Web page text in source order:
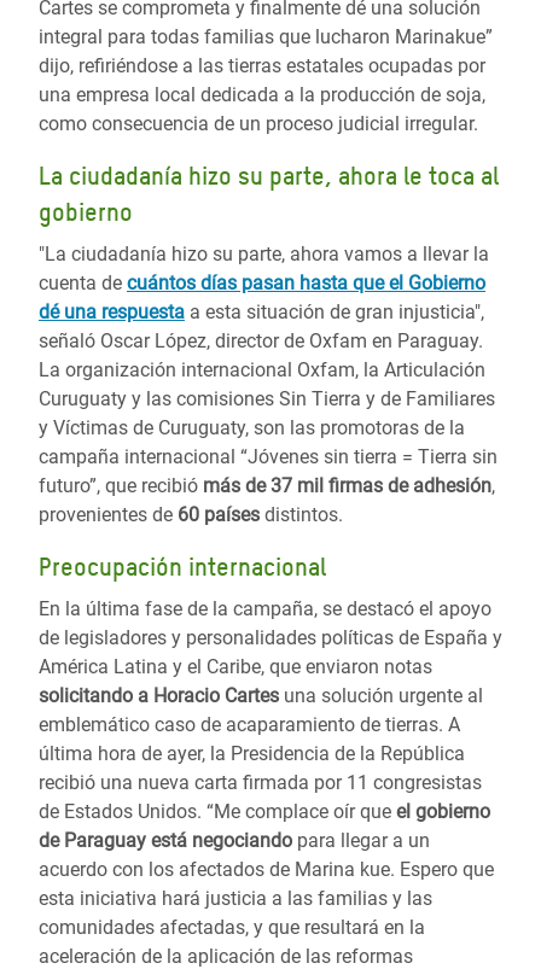
Cartes se comprometa y finalmente dé una solución
integral para todas familias que lucharon Marinakue”
dijo, refiriéndose a las tierras estatales ocupadas por
una empresa local dedicada a la producción de soja,
como consecuencia de un proceso judicial irregular.
La ciudadanía hizo su parte, ahora le toca al
gobierno
"La ciudadanía hizo su parte, ahora vamos a llevar la
cuenta de cuántos días pasan hasta que el Gobierno
dé una respuesta a esta situación de gran injusticia",
señaló Oscar López, director de Oxfam en Paraguay.
La organización internacional Oxfam, la Articulación
Curuguaty y las comisiones Sin Tierra y de Familiares
y Víctimas de Curuguaty, son las promotoras de la
campaña internacional “Jóvenes sin tierra = Tierra sin
futuro”, que recibió más de 37 mil firmas de adhesión,
provenientes de 60 países distintos.
Preocupación internacional
En la última fase de la campaña, se destacó el apoyo
de legisladores y personalidades políticas de España y
América Latina y el Caribe, que enviaron notas
solicitando a Horacio Cartes una solución urgente al
emblemático caso de acaparamiento de tierras. A
última hora de ayer, la Presidencia de la República
recibió una nueva carta firmada por 11 congresistas
de Estados Unidos. “Me complace oír que el gobierno
de Paraguay está negociando para llegar a un
acuerdo con los afectados de Marina kue. Espero que
esta iniciativa hará justicia a las familias y las
comunidades afectadas, y que resultará en la
aceleración de la aplicación de las reformas